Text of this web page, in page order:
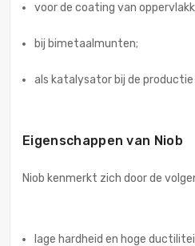
voor de coating van
bij bimetaalmunten;
als katalysator bij de
Eigenschappen van Niob
Niob kenmerkt zich door de
lage hardheid en hoge